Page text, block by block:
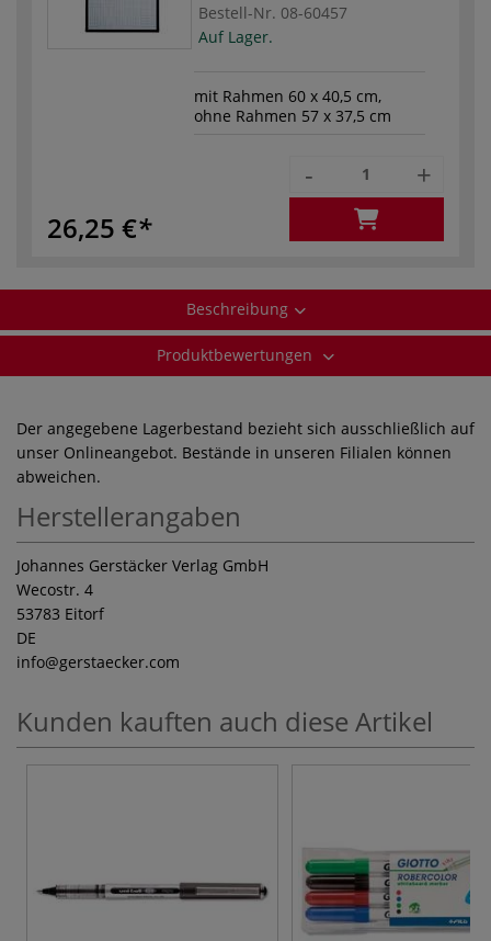
Bestell-Nr. 08-60457
Auf Lager.
mit Rahmen 60 x 40,5 cm,
ohne Rahmen 57 x 37,5 cm
26,25 €
- +
Beschreibung
Produktbewertungen
Der angegebene Lagerbestand bezieht sich ausschließlich auf
unser Onlineangebot. Bestände in unseren Filialen können
abweichen.
Herstellerangaben
Johannes Gerstäcker Verlag GmbH
Wecostr. 4
53783 Eitorf
DE
info@gerstaecker.com
Kunden kauften auch diese Artikel